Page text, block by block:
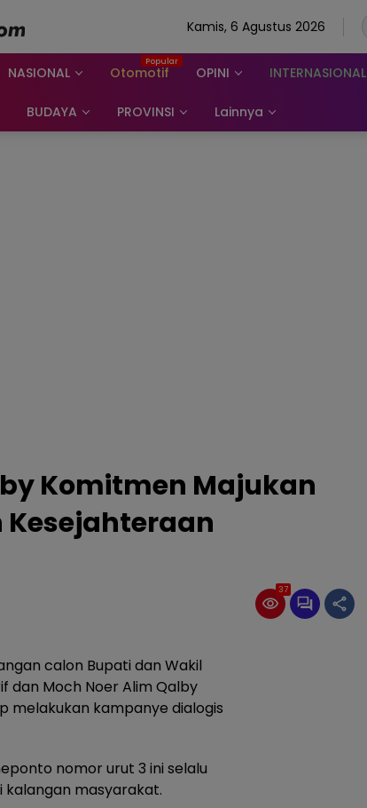
Kamis, 6 Agustus 2026
NASIONAL Otomotif OPINI INTERNASIONAL
BUDAYA PROVINSI Lainnya
Komitmen Majukan
37
calon Bupati dan Wakil
dan Moch Noer Alim Qalby
melakukan kampanye dialogis
nomor urut 3 ini selalu
masyarakat.